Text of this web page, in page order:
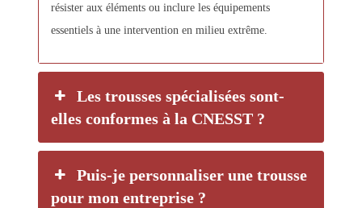
résister aux éléments ou inclure les équipements
essentiels à une intervention en milieu extrême.
Les trousses spécialisées sont-
elles conformes à la CNESST ?
Puis-je personnaliser une trousse
pour mon entreprise ?